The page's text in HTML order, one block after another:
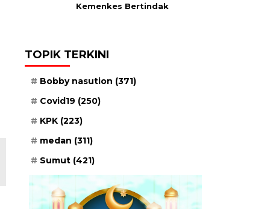
Kemenkes Bertindak
TOPIK TERKINI
Bobby nasution (371)
Covid19 (250)
KPK (223)
medan (311)
Sumut (421)